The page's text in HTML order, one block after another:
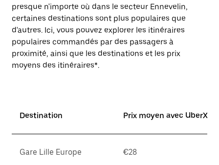
presque n'importe où dans le secteur Ennevelin,
certaines destinations sont plus populaires que
d'autres. Ici, vous pouvez explorer les itinéraires
populaires commandés par des passagers à
proximité, ainsi que les destinations et les prix
moyens des itinéraires*.
Destination Prix moyen avec UberX*
Gare Lille Europe €28